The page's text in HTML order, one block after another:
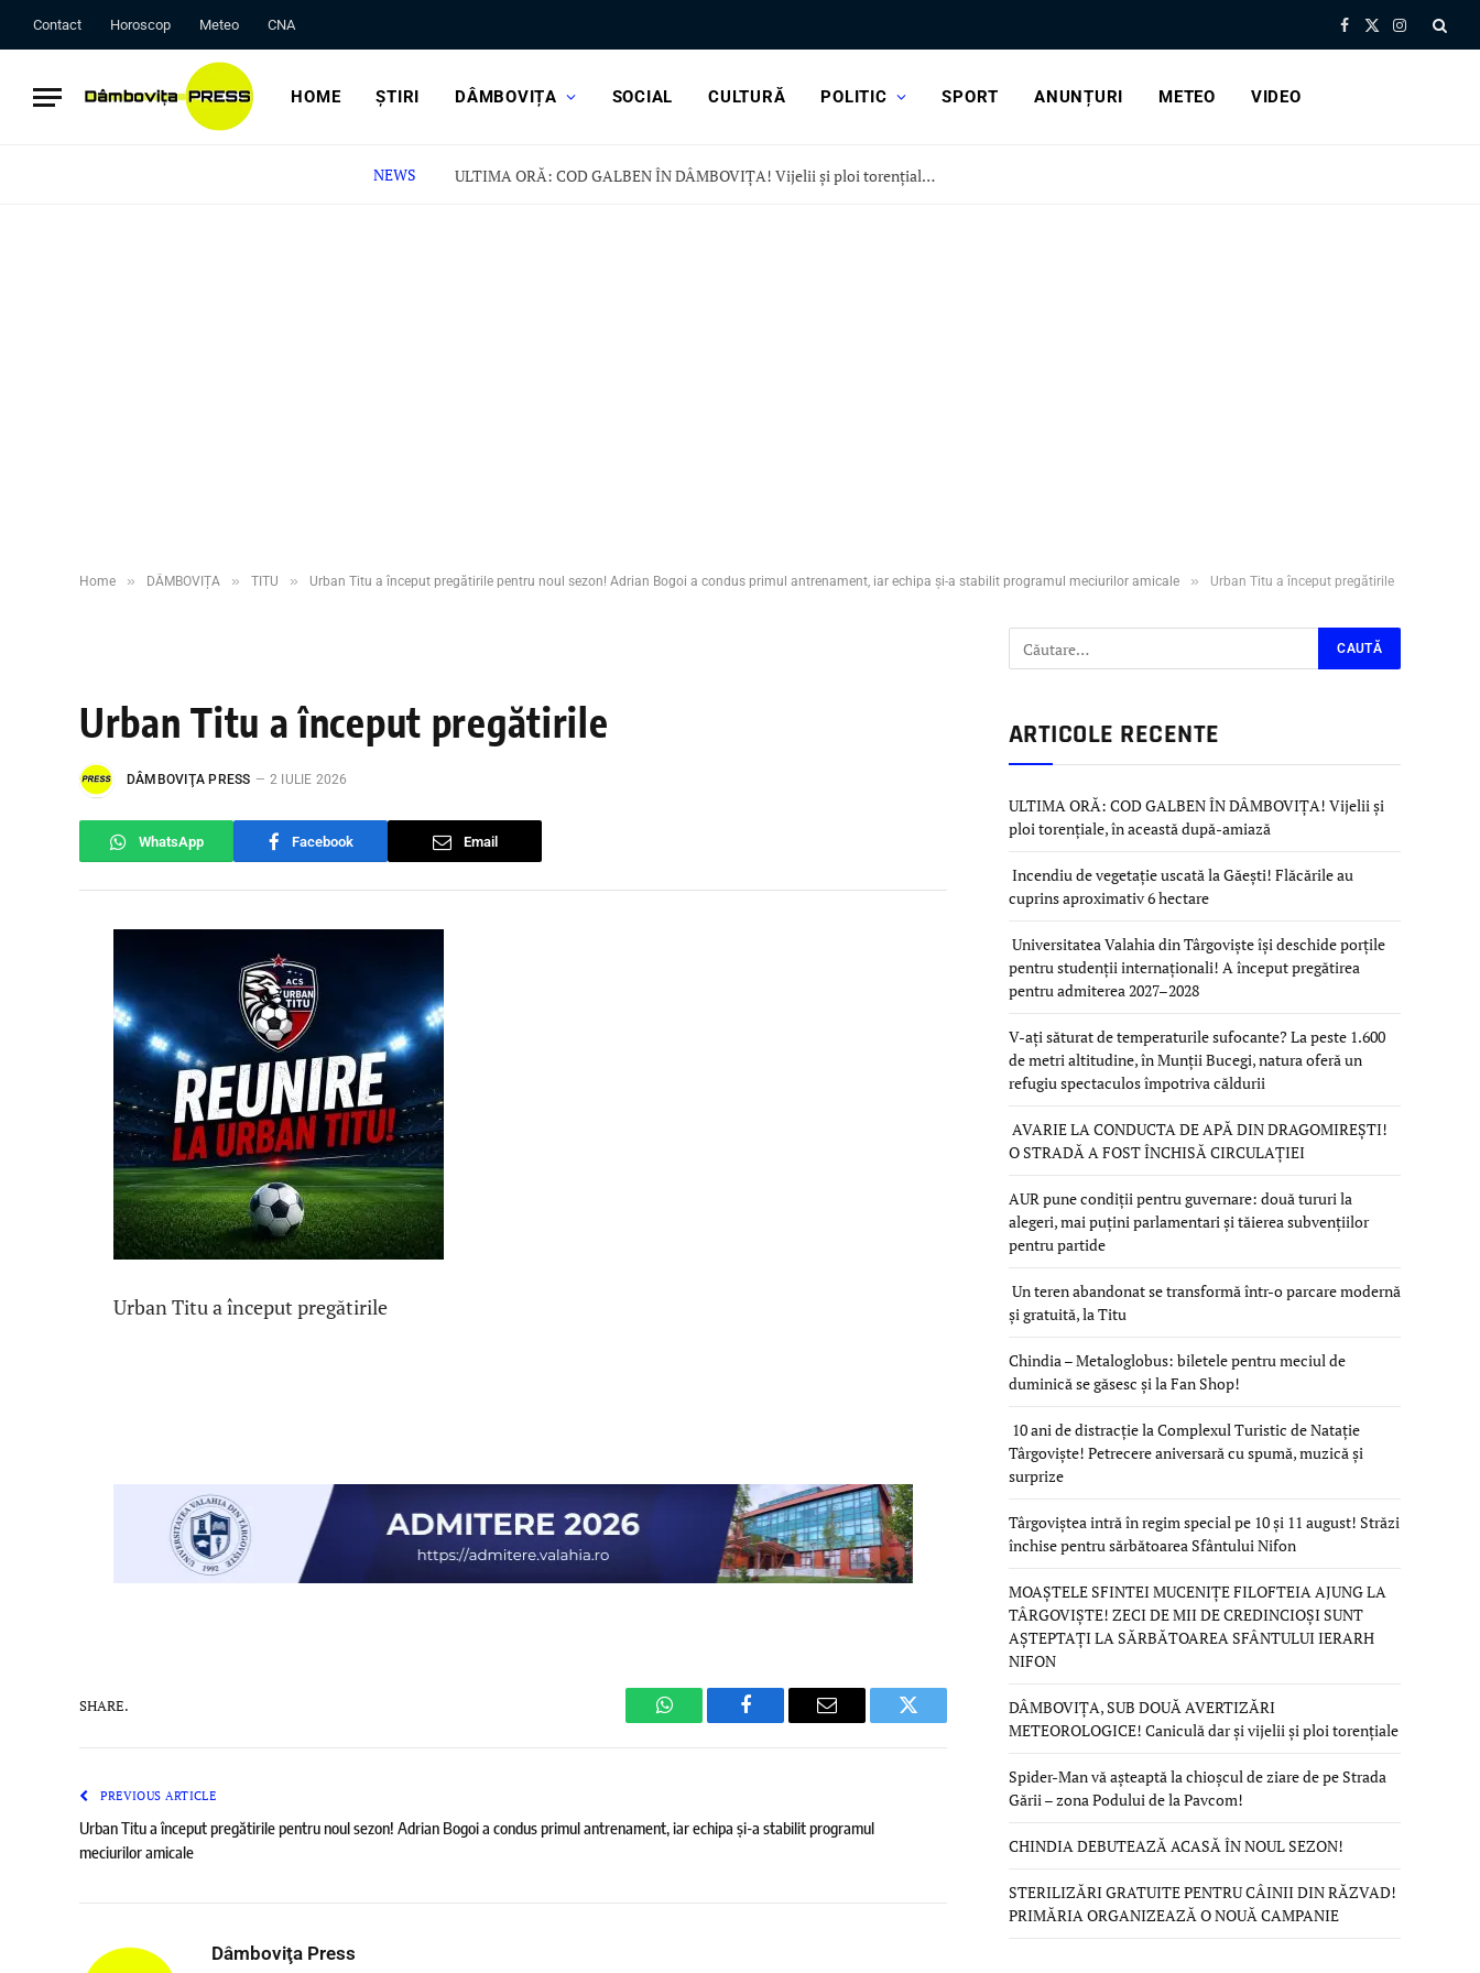
Contact Horoscop Meteo CNA Facebook
X
Instagram
HOME ȘTIRI DÂMBOVIȚA SOCIAL CULTURĂ POLITIC SPORT ANUNȚURI METEO VIDEO
NEWS ULTIMA ORĂ: COD GALBEN ÎN DÂMBOVIȚA! Vijelii și ploi torențiale, în această după-amiază
Home » DÂMBOVIȚA » TITU » Urban Titu a început pregătirile pentru noul sezon! Adrian Bogoi a condus primul antrenament, iar echipa și-a stabilit programul meciurilor amicale » Urban Titu a început pregătirile
Urban Titu a început pregătirile
DÂMBOVIŢA PRESS 2 IULIE 2026
WhatsApp Facebook Email
Urban Titu a început pregătirile
SHARE.
WhatsAppFacebook Email Twitter
PREVIOUS ARTICLE
Urban Titu a început pregătirile pentru noul sezon! Adrian Bogoi a condus primul antrenament, iar echipa și-a stabilit programul
meciurilor amicale
Dâmboviţa Press
ARTICOLE RECENTE
ULTIMA ORĂ: COD GALBEN ÎN DÂMBOVIȚA! Vijelii și
ploi torențiale, în această după-amiază
Incendiu de vegetație uscată la Găești! Flăcările au
cuprins aproximativ 6 hectare
Universitatea Valahia din Târgoviște își deschide porțile
pentru studenții internaționali! A început pregătirea
pentru admiterea 2027–2028
V-ați săturat de temperaturile sufocante? La peste 1.600
de metri altitudine, în Munții Bucegi, natura oferă un
refugiu spectaculos împotriva căldurii
AVARIE LA CONDUCTA DE APĂ DIN DRAGOMIREȘTI!
O STRADĂ A FOST ÎNCHISĂ CIRCULAȚIEI
AUR pune condiții pentru guvernare: două tururi la
alegeri, mai puțini parlamentari și tăierea subvențiilor
pentru partide
Un teren abandonat se transformă într-o parcare modernă
și gratuită, la Titu
Chindia – Metaloglobus: biletele pentru meciul de
duminică se găsesc și la Fan Shop!
10 ani de distracție la Complexul Turistic de Natație
Târgoviște! Petrecere aniversară cu spumă, muzică și
surprize
Târgoviștea intră în regim special pe 10 și 11 august! Străzi
închise pentru sărbătoarea Sfântului Nifon
MOAȘTELE SFINTEI MUCENIȚE FILOFTEIA AJUNG LA
TÂRGOVIȘTE! ZECI DE MII DE CREDINCIOȘI SUNT
AȘTEPTAȚI LA SĂRBĂTOAREA SFÂNTULUI IERARH
NIFON
DÂMBOVIȚA, SUB DOUĂ AVERTIZĂRI
METEOROLOGICE! Caniculă dar și vijelii și ploi torențiale
Spider-Man vă așteaptă la chioșcul de ziare de pe Strada
Gării – zona Podului de la Pavcom!
CHINDIA DEBUTEAZĂ ACASĂ ÎN NOUL SEZON!
STERILIZĂRI GRATUITE PENTRU CÂINII DIN RĂZVAD!
PRIMĂRIA ORGANIZEAZĂ O NOUĂ CAMPANIE